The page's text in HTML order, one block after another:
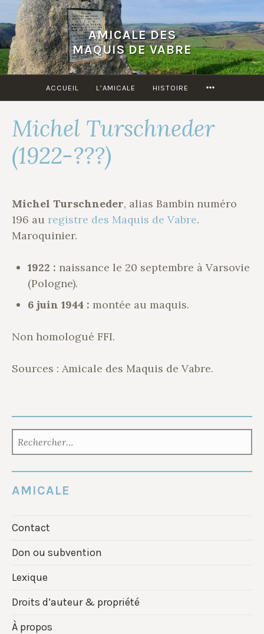
Accéder
au
contenu
principal
AMICALE DES
MAQUIS DE VABRE
ACCUEIL L’AMICALE HISTOIRE
Michel Turschneder
(1922-???)
Michel Turschneder, alias Bambin numéro
196 au registre des Maquis de Vabre.
Maroquinier.
1922 : naissance le 20 septembre à Varsovie
(Pologne).
6 juin 1944 : montée au maquis.
Non homologué FFI.
Sources : Amicale des Maquis de Vabre.
AMICALE
Contact
Don ou subvention
Lexique
Droits d’auteur & propriété
À propos